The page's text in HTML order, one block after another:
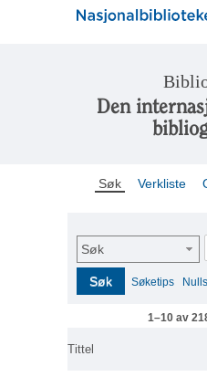
Den
Søk Verkliste
Søk
Søk Søketips
1–10 av
Tittel